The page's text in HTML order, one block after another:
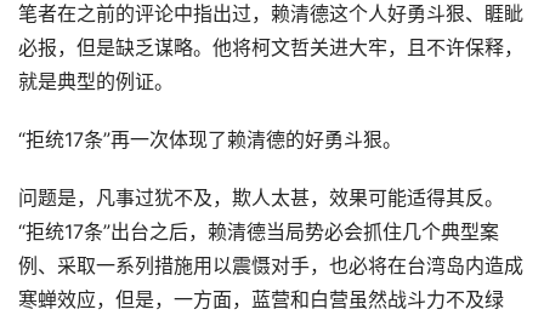
笔者在之前的评论中指出过，赖清德这个人好勇斗狠、睚眦
必报，但是缺乏谋略。他将柯文哲关进大牢，且不许保释，
就是典型的例证。
“拒统17条”再一次体现了赖清德的好勇斗狠。
问题是，凡事过犹不及，欺人太甚，效果可能适得其反。
“拒统17条”出台之后，赖清德当局势必会抓住几个典型案
例、采取一系列措施用以震慑对手，也必将在台湾岛内造成
寒蝉效应，但是，一方面，蓝营和白营虽然战斗力不及绿